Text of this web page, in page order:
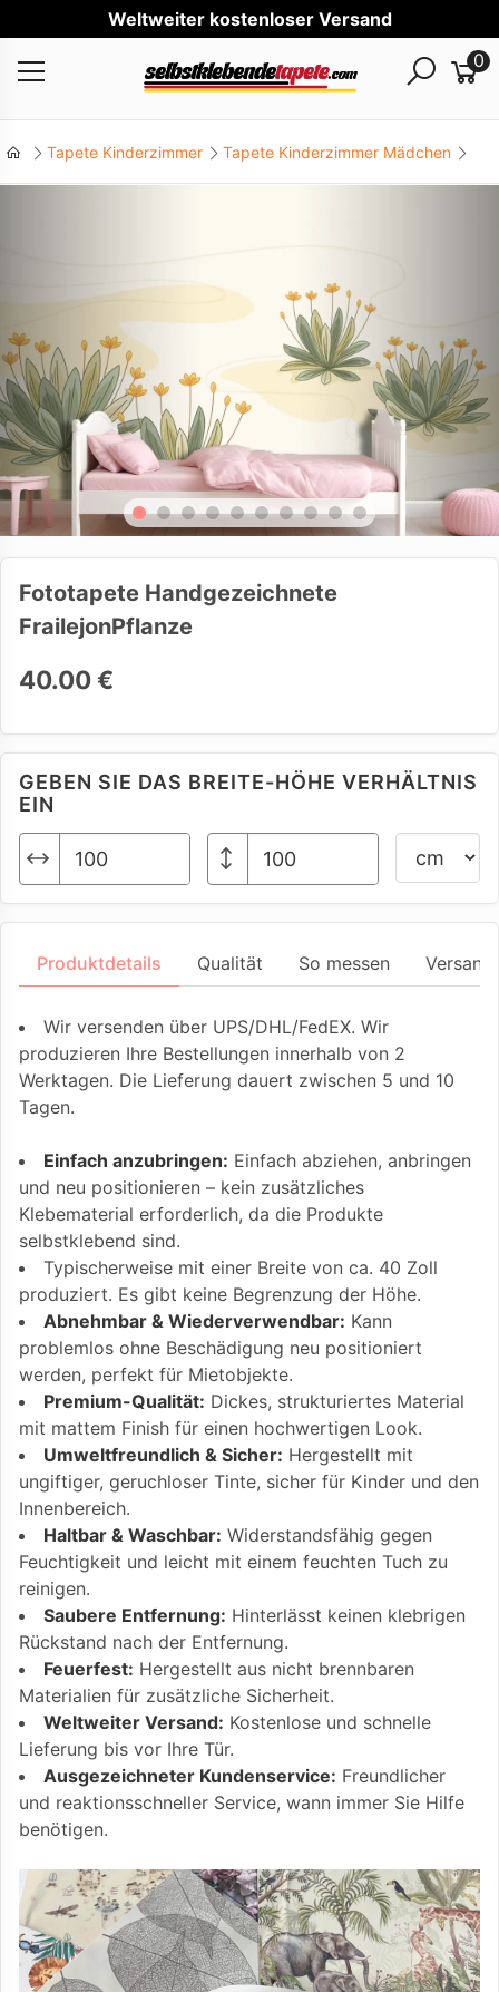
Wel
0
Tapete Kinderzimmer Tapete Kinderzimmer Mädchen
Fototapete Handgezeichnete
FrailejonPflanze
40.00 €
GEBEN SIE DAS BREITE-HÖHE VERHÄLTNIS
EIN
Produktdetails Qualität So messen
Wir versenden über UPS/DHL/FedEX. Wir
produzieren Ihre Bestellungen innerhalb von 2
Werktagen. Die Lieferung dauert zwischen 5 und 10
Tagen.
Einfach anzubringen: Einfach abziehen, anbringen
und neu positionieren – kein zusätzliches
Klebematerial erforderlich, da die Produkte
selbstklebend sind.
Typischerweise mit einer Breite von ca. 40 Zoll
produziert. Es gibt keine Begrenzung der Höhe.
Abnehmbar & Wiederverwendbar: Kann
problemlos ohne Beschädigung neu positioniert
werden, perfekt für Mietobjekte.
Premium-Qualität: Dickes, strukturiertes Material
mit mattem Finish für einen hochwertigen Look.
Umweltfreundlich & Sicher: Hergestellt mit
ungiftiger, geruchloser Tinte, sicher für Kinder und den
Innenbereich.
Haltbar & Waschbar: Widerstandsfähig gegen
Feuchtigkeit und leicht mit einem feuchten Tuch zu
reinigen.
Saubere Entfernung: Hinterlässt keinen klebrigen
Rückstand nach der Entfernung.
Feuerfest: Hergestellt aus nicht brennbaren
Materialien für zusätzliche Sicherheit.
Weltweiter Versand: Kostenlose und schnelle
Lieferung bis vor Ihre Tür.
Ausgezeichneter Kundenservice: Freundlicher
und reaktionsschneller Service, wann immer Sie Hilfe
benötigen.